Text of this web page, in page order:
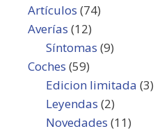
Artículos (74)
Averías (12)
Síntomas (9)
Coches (59)
Edicion limitada (3)
Leyendas (2)
Novedades (11)